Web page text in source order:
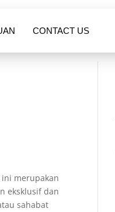
CONTACT US
ini merupakan
eksklusif dan
sahabat